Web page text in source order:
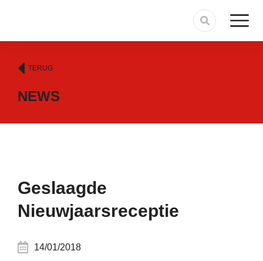
TERUG
NEWS
Geslaagde
Nieuwjaarsreceptie
14/01/2018